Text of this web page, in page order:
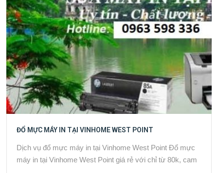
ĐỔ MỰC MÁY IN TẠI VINHOME WEST POINT
Dịch vụ đổ mực máy in tại Vinhome West Point Đổ mực
máy in tại Vinhome West Point giá rẻ với chỉ từ 80k, cam